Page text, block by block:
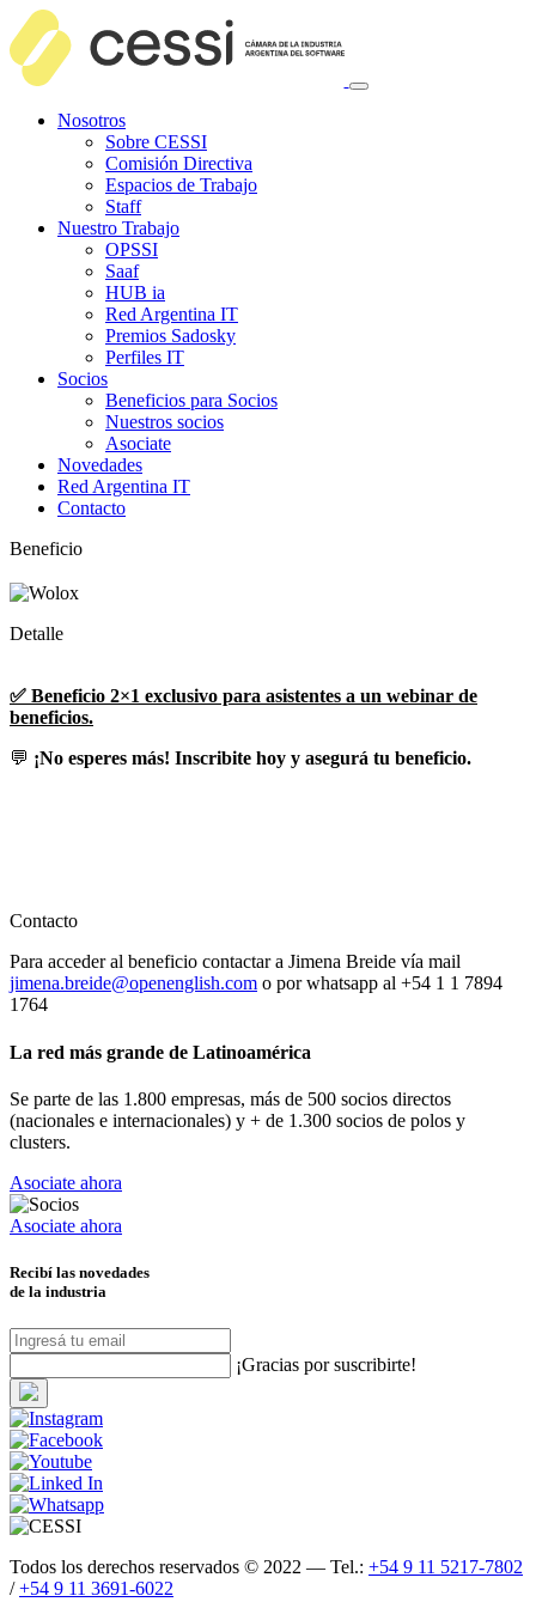
Nosotros
Sobre CESSI
Comisión Directiva
Espacios de Trabajo
Staff
Nuestro Trabajo
OPSSI
Saaf
HUB ia
Red Argentina IT
Premios Sadosky
Perfiles IT
Socios
Beneficios para Socios
Nuestros socios
Asociate
Novedades
Red Argentina IT
Contacto
Beneficio
Detalle
✅ Beneficio 2×1 exclusivo para asistentes a un webinar de
beneficios.
💬 ¡No esperes más! Inscribite hoy y asegurá tu beneficio.
Contacto
Para acceder al beneficio contactar a Jimena Breide vía mail
jimena.breide@openenglish.com o por whatsapp al +54 1 1 7894
1764
La red más grande de Latinoamérica
Se parte de las 1.800 empresas, más de 500 socios directos
(nacionales e internacionales) y + de 1.300 socios de polos y
clusters.
Asociate ahora
Asociate ahora
Recibí las novedades
de la industria
¡Gracias por suscribirte!
Todos los derechos reservados © 2022 — Tel.: +54 9 11 5217-7802
/+54 9 11 3691-6022